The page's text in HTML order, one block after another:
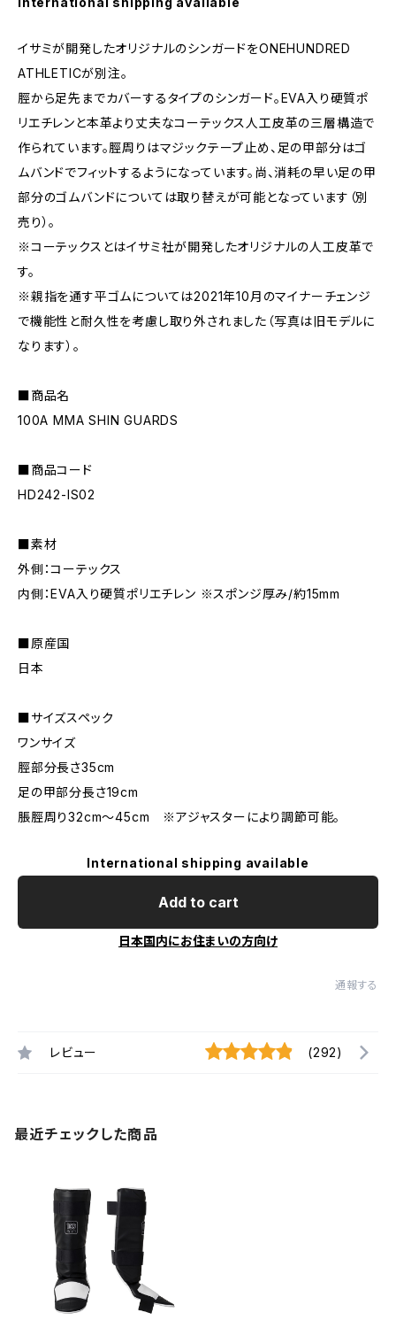
イサミが開発したオリジナルのシンガードをONEHUNDRED
ATHLETICが別注。
脛から足先までカバーするタイプのシンガード。EVA入り硬質ポ
リエチレンと本革より丈夫なコーテックス人工皮革の三層構造で
作られています。脛周りはマジックテープ止め、足の甲部分はゴ
ムバンドでフィットするようになっています。尚、消耗の早い足の甲
部分のゴムバンドについては取り替えが可能となっています（別
売り）。
※コーテックスとはイサミ社が開発したオリジナルの人工皮革で
す。
※親指を通す平ゴムについては2021年10月のマイナーチェンジ
で機能性と耐久性を考慮し取り外されました（写真は旧モデルに
なります）。
■商品名
100A MMA SHIN GUARDS
■商品コード
HD242-IS02
■素材
外側：コーテックス
内側：EVA入り硬質ポリエチレン ※スポンジ厚み/約15mm
■原産国
日本
■サイズスペック
ワンサイズ
脛部分長さ35cm
足の甲部分長さ19cm
脹脛周り32cm〜45cm ※アジャスターにより調節可能。
International shipping available
Add to cart
日本国内にお住まいの方向け
通報する
レビュー (292)
最近チェックした商品